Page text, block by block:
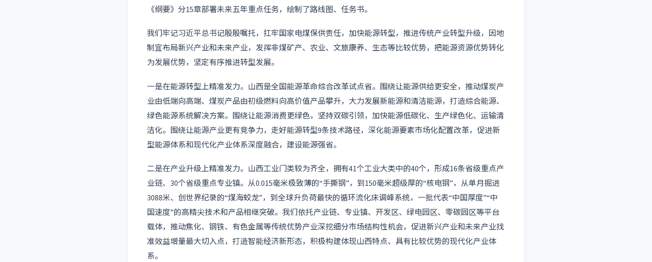
《纲要》分15章部署未来五年重点任务，绘制了路线图、任务书。
我们牢记习近平总书记殷殷嘱托，扛牢国家电煤保供责任，加快能源转型，推进传统产业转型升级，因地
制宜布局新兴产业和未来产业，发挥非煤矿产、农业、文旅康养、生态等比较优势，把能源资源优势转化
为发展优势，坚定有序推进转型发展。
一是在能源转型上精准发力。山西是全国能源革命综合改革试点省。围绕让能源供给更安全，推动煤炭产
业由低端向高端、煤炭产品由初级燃料向高价值产品攀升，大力发展新能源和清洁能源，打造综合能源、
绿色能源系统解决方案。围绕让能源消费更绿色，坚持双碳引领，加快能源低碳化、生产绿色化、运输清
洁化。围绕让能源产业更有竞争力，走好能源转型9条技术路径，深化能源要素市场化配置改革，促进新
型能源体系和现代化产业体系深度融合，建设能源强省。
二是在产业升级上精准发力。山西工业门类较为齐全，拥有41个工业大类中的40个，形成16条省级重点产
业链、30个省级重点专业镇。从0.015毫米极致薄的“手撕钢”，到150毫米超级厚的“核电钢”，从单月掘进
3088米、创世界纪录的“煤海蛟龙”，到全球升负荷最快的循环流化床调峰系统，一批代表“中国厚度”“中
国速度”的高精尖技术和产品相继突破。我们依托产业链、专业镇、开发区、绿电园区、零碳园区等平台
载体，推动焦化、钢铁、有色金属等传统优势产业深挖细分市场结构性机会，促进新兴产业和未来产业找
准效益增量最大切入点，打造智能经济新形态，积极构建体现山西特点、具有比较优势的现代化产业体
系。